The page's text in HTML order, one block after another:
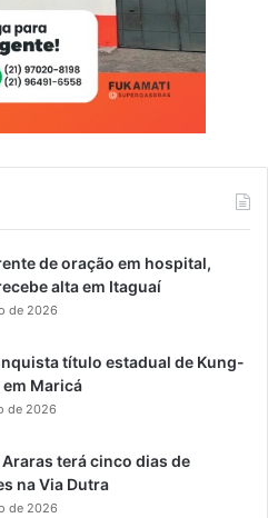
de oração em hospital,
alta em Itaguaí
de 2026
título estadual de Kung-
Maricá
de 2026
terá cinco dias de
na Via Dutra
de 2026